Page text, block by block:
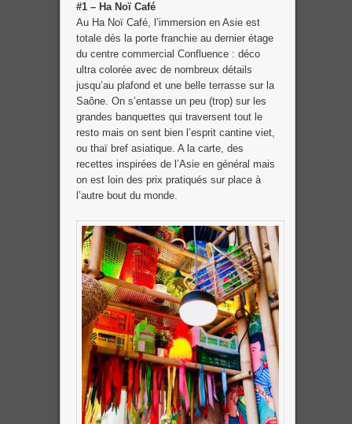
#1 – Ha Noï Café
Au Ha Noï Café, l’immersion en Asie est
totale dès la porte franchie au dernier étage
du centre commercial Confluence : déco
ultra colorée avec de nombreux détails
jusqu’au plafond et une belle terrasse sur la
Saône. On s’entasse un peu (trop) sur les
grandes banquettes qui traversent tout le
resto mais on sent bien l’esprit cantine viet,
ou thaï bref asiatique. A la carte, des
recettes inspirées de l’Asie en général mais
on est loin des prix pratiqués sur place à
l’autre bout du monde.